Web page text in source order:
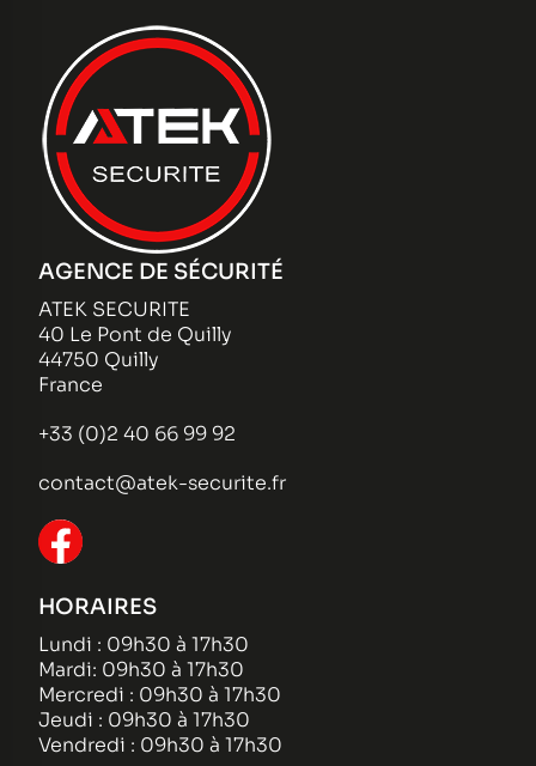
AGENCE DE SÉCURITÉ
ATEK SECURITE
40 Le Pont de Quilly
44750 Quilly
France
+33 (0)2 40 66 99 92
contact@atek-securite.fr
HORAIRES
Lundi : 09h30 à 17h30
Mardi: 09h30 à 17h30
Mercredi : 09h30 à 17h30
Jeudi : 09h30 à 17h30
Vendredi : 09h30 à 17h30